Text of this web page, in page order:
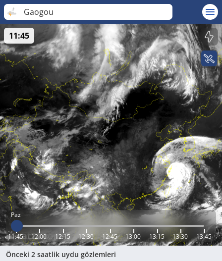
Gaogou
Paz
11:45 12:00 12:15 12:30 12:45 13:00 13:15 13:30 13:45
11:45
Önceki 2 saatlik uydu gözlemleri